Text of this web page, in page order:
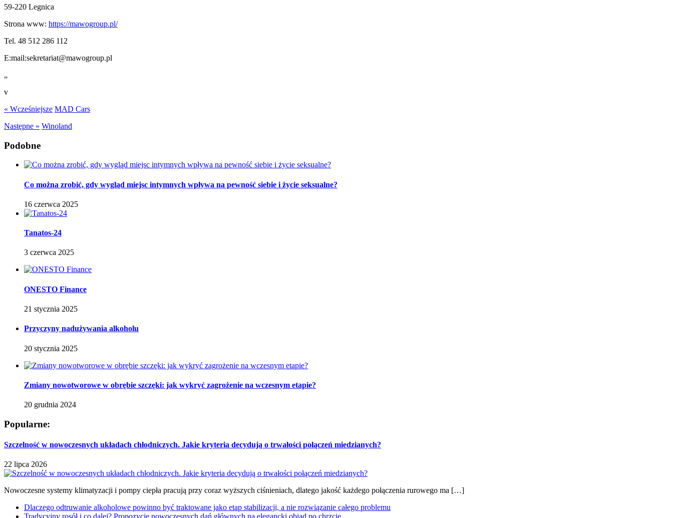
59-220 Legnica
Strona www: https://mawogroup.pl/
Tel. 48 512 286 112
E:mail:sekretariat@mawogroup.pl
„
v
« Wcześniejsze MAD Cars
Następne » Winoland
Podobne
Co można zrobić, gdy wygląd miejsc intymnych wpływa na pewność siebie i życie seksualne?
16 czerwca 2025
Tanatos-24
3 czerwca 2025
ONESTO Finance
21 stycznia 2025
Przyczyny nadużywania alkoholu
20 stycznia 2025
Zmiany nowotworowe w obrębie szczęki: jak wykryć zagrożenie na wczesnym etapie?
20 grudnia 2024
Popularne:
Szczelność w nowoczesnych układach chłodniczych. Jakie kryteria decydują o trwałości połączeń miedzianych?
22 lipca 2026
Nowoczesne systemy klimatyzacji i pompy ciepła pracują przy coraz wyższych ciśnieniach, dlatego jakość każdego połączenia rurowego ma […]
Dlaczego odtruwanie alkoholowe powinno być traktowane jako etap stabilizacji, a nie rozwiązanie całego problemu